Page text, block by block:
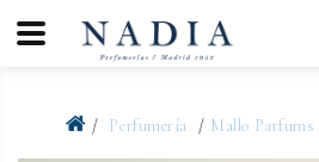
Perfumería Mallo Parfums